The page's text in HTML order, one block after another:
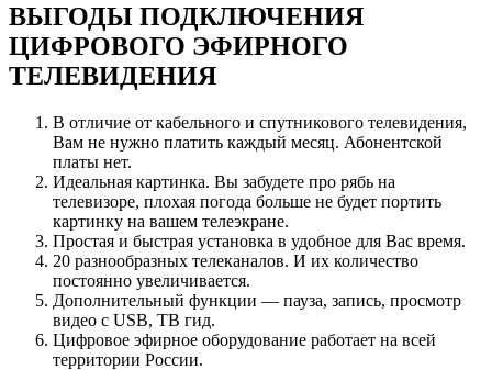
ВЫГОДЫ ПОДКЛЮЧЕНИЯ
ЦИФРОВОГО ЭФИРНОГО
ТЕЛЕВИДЕНИЯ
В отличие от кабельного и спутникового телевидения,
Вам не нужно платить каждый месяц. Абонентской
платы нет.
Идеальная картинка. Вы забудете про рябь на
телевизоре, плохая погода больше не будет портить
картинку на вашем телеэкране.
Простая и быстрая установка в удобное для Вас время.
20 разнообразных телеканалов. И их количество
постоянно увеличивается.
Дополнительный функции — пауза, запись, просмотр
видео с USB, ТВ гид.
Цифровое эфирное оборудование работает на всей
территории России.